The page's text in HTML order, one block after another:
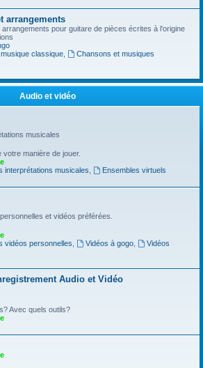
arrangements
pour guitare de pièces écrites à l'origine
musique classique,
Chansons et musiques
Audio et vidéo
musicales
manière de jouer.
interprétations musicales
Ensembles virtuels
et vidéos préférées.
vidéos personnelles Vidéos à gogo,
Vidéos
Audio et Vidéo
Avec quels outils?